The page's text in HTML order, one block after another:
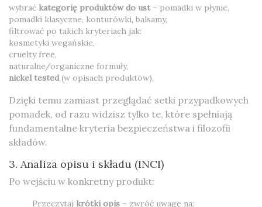
wybrać kategorię produktów do ust– pomadki w płynie,
pomadki klasyczne, konturówki, balsamy,
filtrować po takich kryteriach jak:
kosmetyki wegańskie,
cruelty free,
naturalne/organiczne formuły,
nickel tested(w opisach produktów).
Dzięki temu zamiast przeglądać setki przypadkowych
pomadek, od razu widzisz tylko te, które spełniają
fundamentalne kryteria bezpieczeństwa i filozofii
składów.
3. Analiza opisu i składu (INCI)
Po wejściu w konkretny produkt:
Przeczytaj krótki opis – zwróć uwagę na: